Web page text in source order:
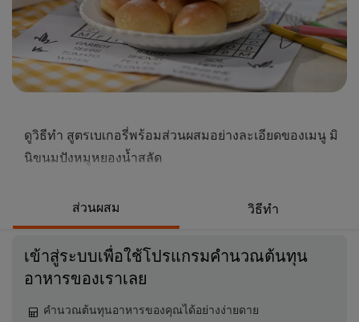
ดูวิธีทำ สูตรเบเกอรี่พร้อมส่วนผสมอย่างละเอียดของเมนู มิ
นิขนมปังหมูหยองน้ำสลัด
ส่วนผสม วิธีทำ
เข้าสู่ระบบเพื่อใช้โปรแกรมคำนวณต้นทุน
อาหารของเราเลย
คำนวณต้นทุนอาหารของคุณได้อย่างง่ายดาย